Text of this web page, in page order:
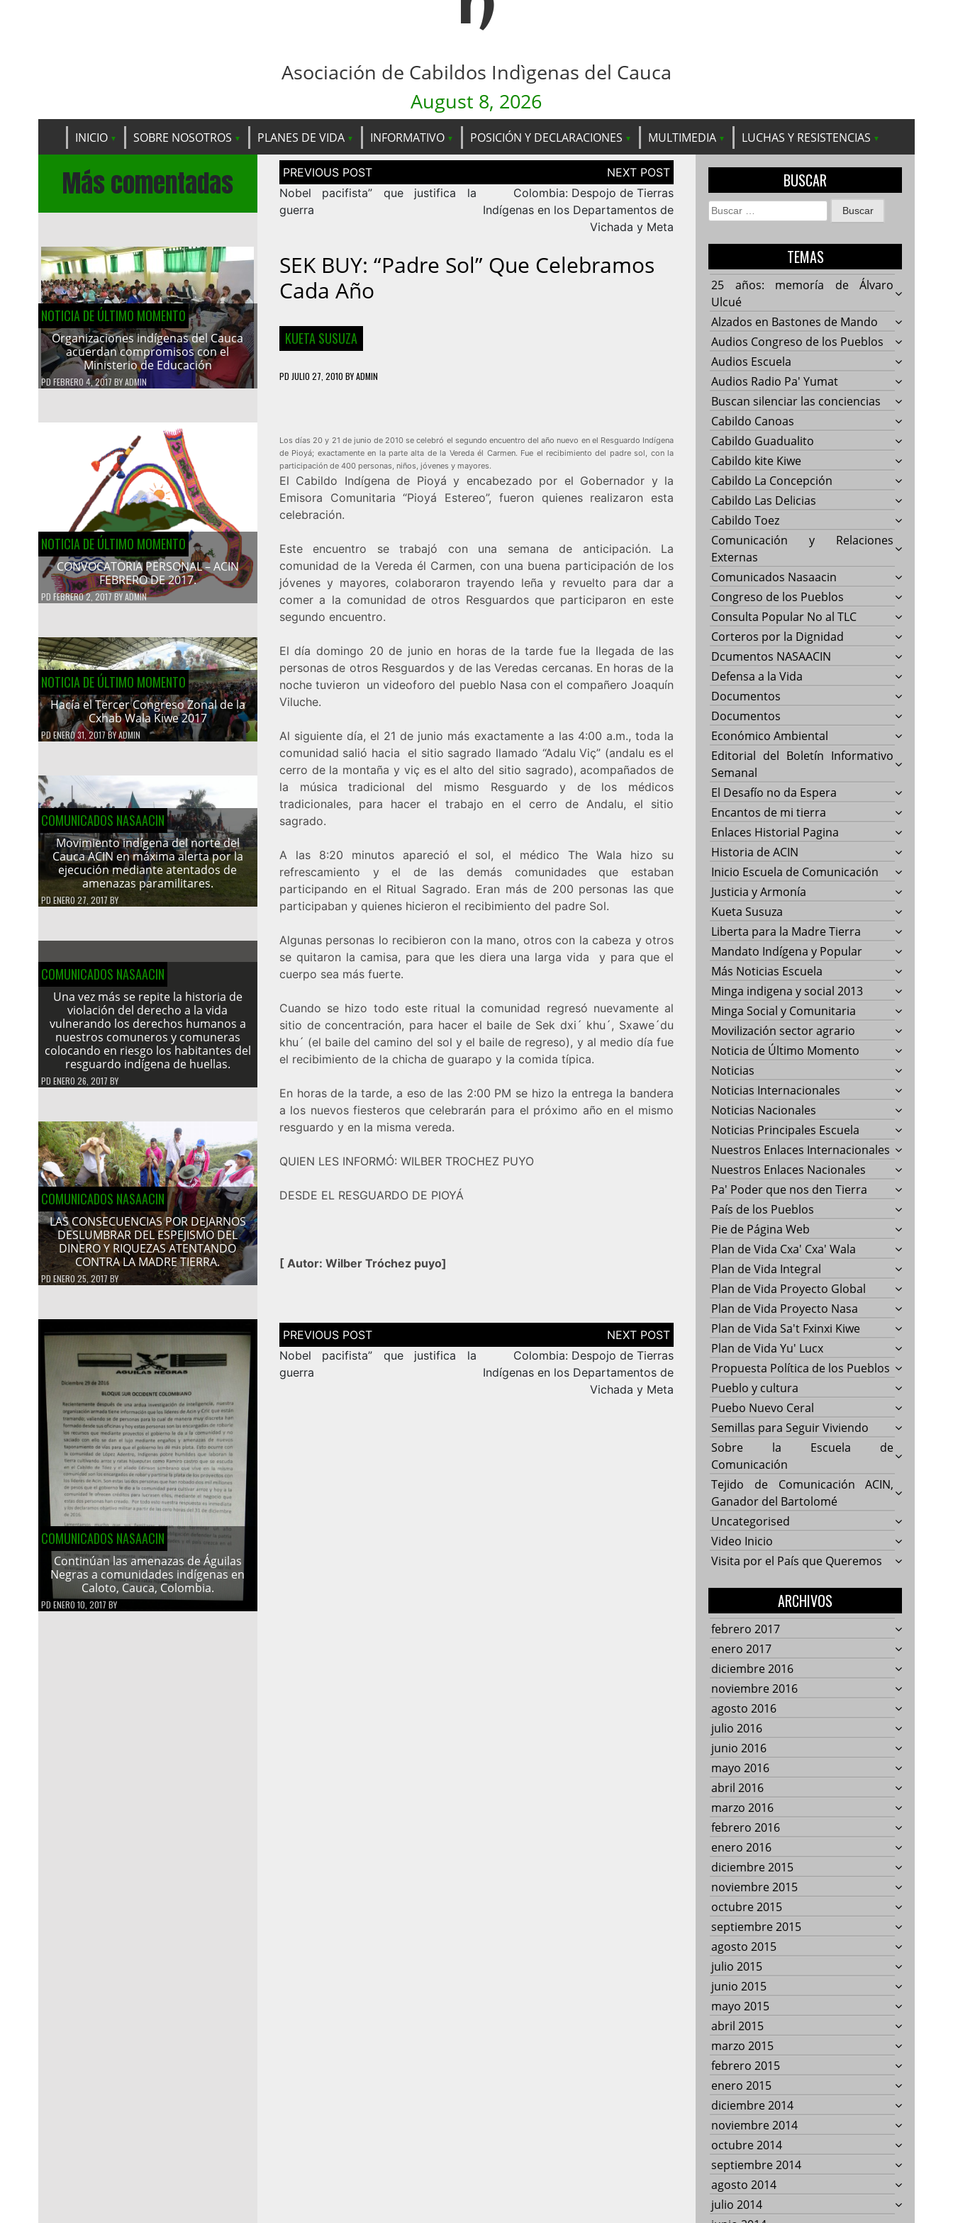
Asociación de Cabildos Indìgenas del Cauca
August 8, 2026
INICIO SOBRE NOSOTROS PLANES DE VIDA INFORMATIVO POSICIÓN Y DECLARACIONES MULTIMEDIA LUCHAS Y RESISTENCIAS
Más comentadas
NOTICIA DE ÚLTIMO MOMENTO
Organizaciones indígenas del Cauca
acuerdan compromisos con el
Ministerio de Educación
PD FEBRERO 4, 2017 BYADMIN
NOTICIA DE ÚLTIMO MOMENTO
CONVOCATORIA PERSONAL – ACIN
FEBRERO DE 2017.
PD FEBRERO 2, 2017BYADMIN
NOTICIA DE ÚLTIMO MOMENTO
Hacía el Tercer Congreso Zonal de la
Cxhab Wala Kiwe 2017
PDENERO 31, 2017BYADMIN
COMUNICADOS NASAACIN
Movimiento indígena del norte del
Cauca ACIN en máxima alerta por la
ejecución mediante atentados de
amenazas paramilitares.
PD ENERO 27, 2017 BY
COMUNICADOS NASAACIN
Una vez más se repite la historia de
violación del derecho a la vida
vulnerando los derechos humanos a
nuestros comuneros y comuneras
colocando en riesgo los habitantes del
resguardo indígena de huellas.
PD ENERO 26, 2017 BY
COMUNICADOS NASAACIN
LAS CONSECUENCIAS POR DEJARNOS
DESLUMBRAR DEL ESPEJISMO DEL
DINERO Y RIQUEZAS ATENTANDO
CONTRA LA MADRE TIERRA.
PDENERO 25, 2017 BY
COMUNICADOS NASAACIN
Continúan las amenazas de Águilas
Negras a comunidades indígenas en
Caloto, Cauca, Colombia.
PD ENERO 10, 2017 BY
Navegación
de
entradas
Nobel pacifista” que justifica la
guerra
Colombia: Despojo de Tierras
Indígenas en los Departamentos de
Vichada y Meta
SEK BUY: “padre Sol” Que Celebramos
Cada Año
KUETA SUSUZA
PD JULIO 27, 2010 BYADMIN
Los días 20 y 21 de junio de 2010 se celebró el segundo encuentro del año nuevo en el Resguardo Indígena
de Pioyá; exactamente en la parte alta de la Vereda él Carmen. Fue el recibimiento del padre sol, con la
participación de 400 personas, niños, jóvenes y mayores.
El Cabildo Indígena de Pioyá y encabezado por el Gobernador y la
Emisora Comunitaria “Pioyá Estereo”, fueron quienes realizaron esta
celebración.
Este encuentro se trabajó con una semana de anticipación. La
comunidad de la Vereda él Carmen, con una buena participación de los
jóvenes y mayores, colaboraron trayendo leña y revuelto para dar a
comer a la comunidad de otros Resguardos que participaron en este
segundo encuentro.
El día domingo 20 de junio en horas de la tarde fue la llegada de las
personas de otros Resguardos y de las Veredas cercanas. En horas de la
noche tuvieron un videoforo del pueblo Nasa con el compañero Joaquín
Viluche.
Al siguiente día, el 21 de junio más exactamente a las 4:00 a.m., toda la
comunidad salió hacia el sitio sagrado llamado “Adalu Viç” (andalu es el
cerro de la montaña y viç es el alto del sitio sagrado), acompañados de
la música tradicional del mismo Resguardo y de los médicos
tradicionales, para hacer el trabajo en el cerro de Andalu, el sitio
sagrado.
A las 8:20 minutos apareció el sol, el médico The Wala hizo su
refrescamiento y el de las demás comunidades que estaban
participando en el Ritual Sagrado. Eran más de 200 personas las que
participaban y quienes hicieron el recibimiento del padre Sol.
Algunas personas lo recibieron con la mano, otros con la cabeza y otros
se quitaron la camisa, para que les diera una larga vida y para que el
cuerpo sea más fuerte.
Cuando se hizo todo este ritual la comunidad regresó nuevamente al
sitio de concentración, para hacer el baile de Sek dxi´ khu´, Sxawe´du
khu´ (el baile del camino del sol y el baile de regreso), y al medio día fue
el recibimiento de la chicha de guarapo y la comida típica.
En horas de la tarde, a eso de las 2:00 PM se hizo la entrega la bandera
a los nuevos fiesteros que celebrarán para el próximo año en el mismo
resguardo y en la misma vereda.
QUIEN LES INFORMÓ: WILBER TROCHEZ PUYO
DESDE EL RESGUARDO DE PIOYÁ
[ Autor: Wilber Tróchez puyo]
Navegación
de
entradas
Nobel pacifista” que justifica la
guerra
Colombia: Despojo de Tierras
Indígenas en los Departamentos de
Vichada y Meta
BUSCAR
Buscar:
TEMAS
25 años: memoría de Álvaro
Ulcué
Alzados en Bastones de Mando
Audios Congreso de los Pueblos
Audios Escuela
Audios Radio Pa' Yumat
Buscan silenciar las conciencias
Cabildo Canoas
Cabildo Guadualito
Cabildo kite Kiwe
Cabildo La Concepción
Cabildo Las Delicias
Cabildo Toez
Comunicación y Relaciones
Externas
Comunicados Nasaacin
Congreso de los Pueblos
Consulta Popular No al TLC
Corteros por la Dignidad
Dcumentos NASAACIN
Defensa a la Vida
Documentos
Documentos
Económico Ambiental
Editorial del Boletín Informativo
Semanal
El Desafío no da Espera
Encantos de mi tierra
Enlaces Historial Pagina
Historia de ACIN
Inicio Escuela de Comunicación
Justicia y Armonía
Kueta Susuza
Liberta para la Madre Tierra
Mandato Indígena y Popular
Más Noticias Escuela
Minga indigena y social 2013
Minga Social y Comunitaria
Movilización sector agrario
Noticia de Último Momento
Noticias
Noticias Internacionales
Noticias Nacionales
Noticias Principales Escuela
Nuestros Enlaces Internacionales
Nuestros Enlaces Nacionales
Pa' Poder que nos den Tierra
País de los Pueblos
Pie de Página Web
Plan de Vida Cxa' Cxa' Wala
Plan de Vida Integral
Plan de Vida Proyecto Global
Plan de Vida Proyecto Nasa
Plan de Vida Sa't Fxinxi Kiwe
Plan de Vida Yu' Lucx
Propuesta Política de los Pueblos
Pueblo y cultura
Puebo Nuevo Ceral
Semillas para Seguir Viviendo
Sobre la Escuela de
Comunicación
Tejido de Comunicación ACIN,
Ganador del Bartolomé
Uncategorised
Video Inicio
Visita por el País que Queremos
ARCHIVOS
febrero 2017
enero 2017
diciembre 2016
noviembre 2016
agosto 2016
julio 2016
junio 2016
mayo 2016
abril 2016
marzo 2016
febrero 2016
enero 2016
diciembre 2015
noviembre 2015
octubre 2015
septiembre 2015
agosto 2015
julio 2015
junio 2015
mayo 2015
abril 2015
marzo 2015
febrero 2015
enero 2015
diciembre 2014
noviembre 2014
octubre 2014
septiembre 2014
agosto 2014
julio 2014